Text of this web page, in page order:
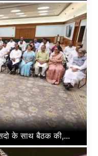
के साथ बैठक की,...